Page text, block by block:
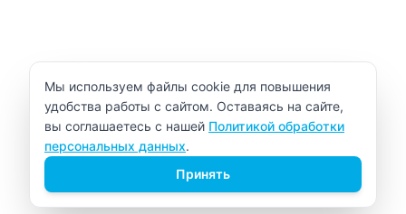
Уведомление об использовании cookie
Мы используем файлы cookie для повышения
удобства работы с сайтом. Оставаясь на сайте,
вы соглашаетесь с нашей Политикой обработки
персональных данных.
Принять